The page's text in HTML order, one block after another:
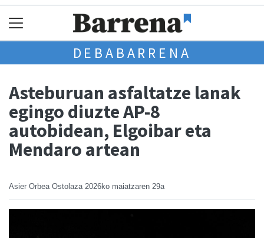
DEBABARRENA
Asteburuan asfaltatze lanak
egingo diuzte AP-8
autobidean, Elgoibar eta
Mendaro artean
Asier Orbea Ostolaza 2026ko maiatzaren 29a